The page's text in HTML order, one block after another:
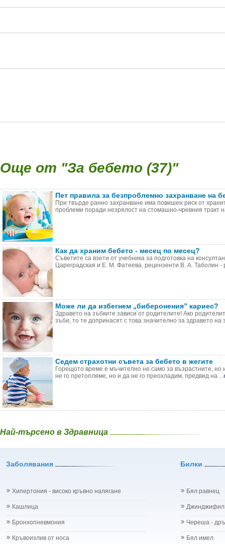
Още от "За бебето (37)"
Пет правила за безпроблемно захранване на
При твърде ранно захранване има повишен риск от
проблеми поради незрялост на стомашно-чревния тракт
Как да храним бебето - месец по месец?
Съветите са взети от учебника за подготовка на
Цареградская и Е. М. Фатеева, рецензенти В. А. Таболин -
Може ли да избегнем „биберонения” кариес?
Здравето на зъбките зависи от родителите! Ако
зъби, то те допринасят с това значително за здравето на
Седем страхотни съвета за бебето в жегите
Горещото време е мъчително не само за възрастните, но
не го претопляме, но и да не го преохладим, предвид на ...
Най-търсено в Здравница
Заболявания Билки
Хипертония - високо кръвно налягане
Кашлица
Бронхопневмония
Кръвоизлив от носа
Бял равнец
Джинджифил
Череша -
Бял имел